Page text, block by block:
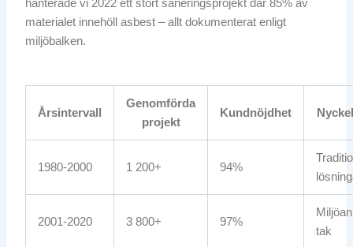
hanterade vi 2022 ett stort saneringsprojekt där 85% av
materialet innehöll asbest – allt dokumenterat enligt
miljöbalken.
Årsintervall
Genomförda
projekt
Kundnöjdhet
1980-2000 1 200+ 94%
2001-2020 3 800+ 97%
tak